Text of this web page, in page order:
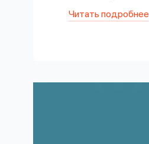
Читать подробнее